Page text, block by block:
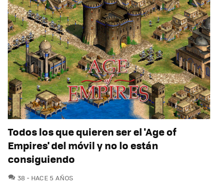
Todos los que quieren ser el 'Age of
Empires' del móvil y no lo están
consiguiendo
38 COMENTARIOS
HACE 5 AÑOS